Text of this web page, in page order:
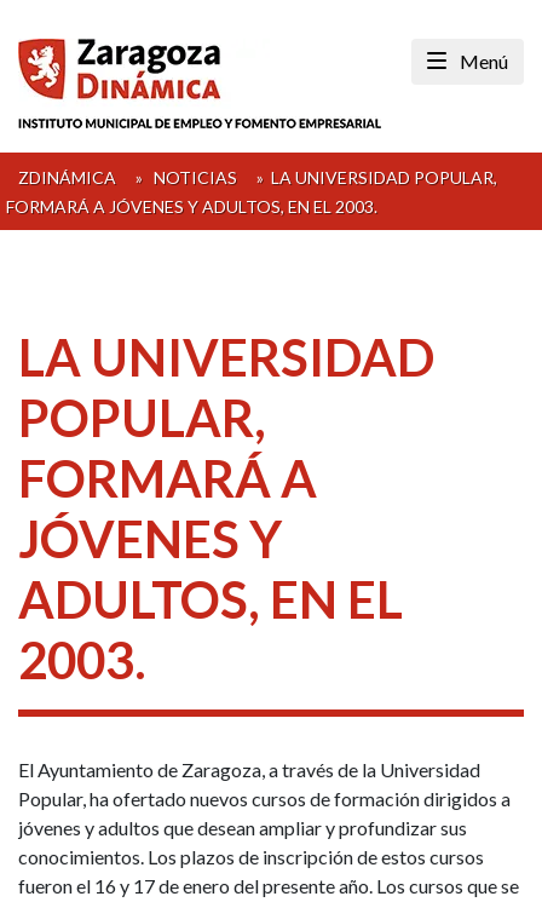
content
Menú
ZDINÁMICA » NOTICIAS » LA UNIVERSIDAD POPULAR,
FORMARÁ A JÓVENES Y ADULTOS, EN EL 2003.
LA UNIVERSIDAD
POPULAR,
FORMARÁ A
JÓVENES Y
ADULTOS, EN EL
2003.
El Ayuntamiento de Zaragoza, a través de la Universidad
Popular, ha ofertado nuevos cursos de formación dirigidos a
jóvenes y adultos que desean ampliar y profundizar sus
conocimientos. Los plazos de inscripción de estos cursos
fueron el 16 y 17 de enero del presente año. Los cursos que se